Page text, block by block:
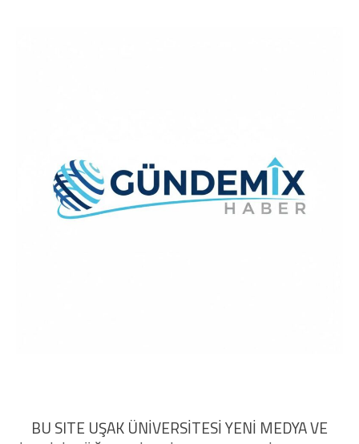
BU SITE UŞAK ÜNİVERSİTESİ YENİ MEDYA VE